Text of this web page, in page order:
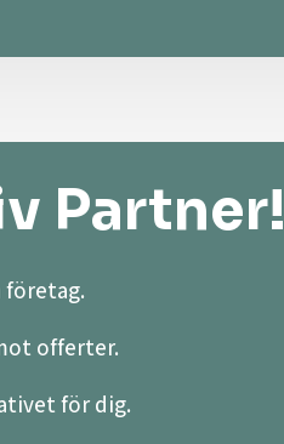
Partner!
företag.
offerter.
för dig.